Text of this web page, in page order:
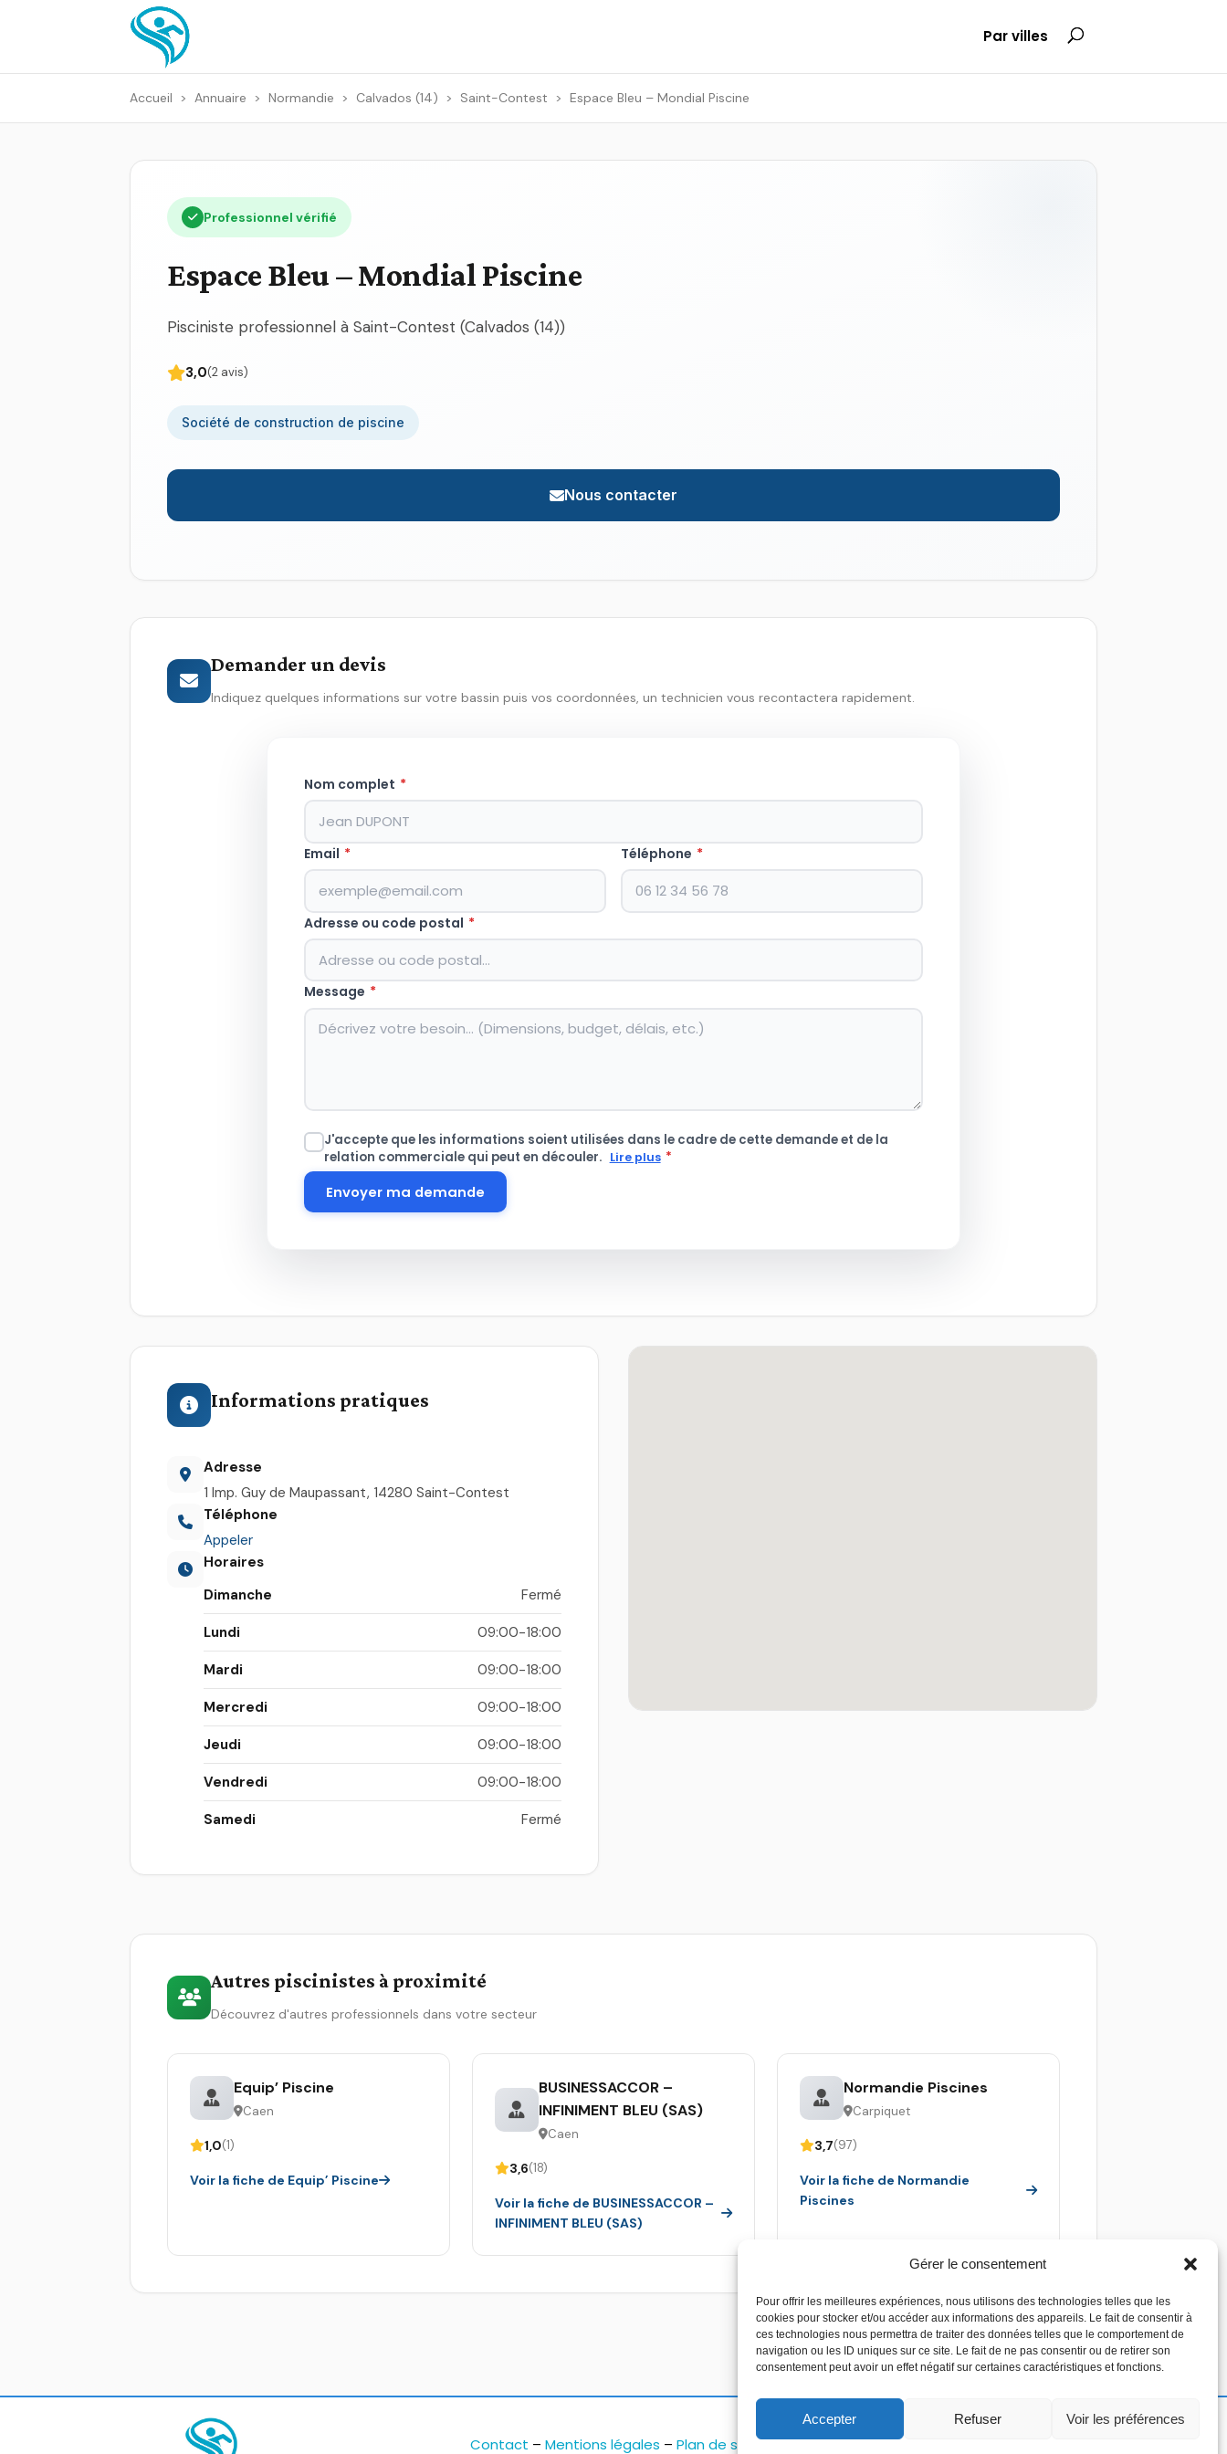
Gérer le consentement
Pour offrir les meilleures expériences, nous utilisons des technologies telles que les
cookies pour stocker et/ou accéder aux informations des appareils. Le fait de consentir à
ces technologies nous permettra de traiter des données telles que le comportement de
navigation ou les ID uniques sur ce site. Le fait de ne pas consentir ou de retirer son
consentement peut avoir un effet négatif sur certaines caractéristiques et fonctions.
Accepter Refuser Voir les préférences
Par villes
Accueil > Annuaire > Normandie > Calvados (14) > Saint-Contest > Espace Bleu – Mondial Piscine
Professionnel vérifié
Espace Bleu – Mondial Piscine
Pisciniste professionnel à Saint-Contest (Calvados (14))
3,0(2 avis)
Société de construction de piscine
Nous contacter
Demander un devis
Indiquez quelques informations sur votre bassin puis vos coordonnées, un technicien vous recontactera rapidement.
Nom complet *
Email * Téléphone *
Adresse ou code postal *
Message *
J'accepte que les informations soient utilisées dans le cadre de cette demande et de la
relation commerciale qui peut en découler. Lire plus *
Envoyer ma demande
Informations pratiques
Adresse
1 Imp. Guy de Maupassant, 14280 Saint-Contest
Téléphone
Appeler
Horaires
Dimanche
Fermé
Lundi 09:00-18:00
Mardi 09:00-18:00
Mercredi 09:00-18:00
Jeudi 09:00-18:00
Vendredi 09:00-18:00
Samedi Fermé
Autres piscinistes à proximité
Découvrez d'autres professionnels dans votre secteur
Equip’ Piscine
Caen
1,0(1)
Voir la fiche de Equip’ Piscine
BUSINESSACCOR –
INFINIMENT BLEU (SAS)
Caen
3,6(18)
Voir la fiche de BUSINESSACCOR –
INFINIMENT BLEU (SAS)
Normandie Piscines
Carpiquet
3,7(97)
Voir la fiche de Normandie
Piscines
Contact –Mentions légales –Plan de site Copyright 2026 - Devis piscine - Tous droit réservés